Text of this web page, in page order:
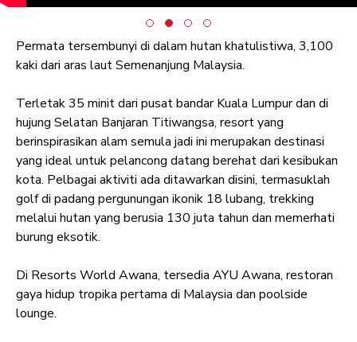
Permata tersembunyi di dalam hutan khatulistiwa, 3,100
kaki dari aras laut Semenanjung Malaysia.
Terletak 35 minit dari pusat bandar Kuala Lumpur dan di
hujung Selatan Banjaran Titiwangsa, resort yang
berinspirasikan alam semula jadi ini merupakan destinasi
yang ideal untuk pelancong datang berehat dari kesibukan
kota. Pelbagai aktiviti ada ditawarkan disini, termasuklah
golf di padang pergunungan ikonik 18 lubang, trekking
melalui hutan yang berusia 130 juta tahun dan memerhati
burung eksotik.
Di Resorts World Awana, tersedia AYU Awana, restoran
gaya hidup tropika pertama di Malaysia dan poolside
lounge.